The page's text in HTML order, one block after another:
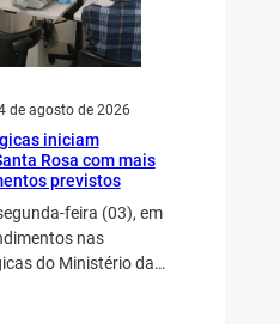
de agosto de 2026
iniciam
Rosa com mais
previstos
feira (03), em
nas
do Ministério da…